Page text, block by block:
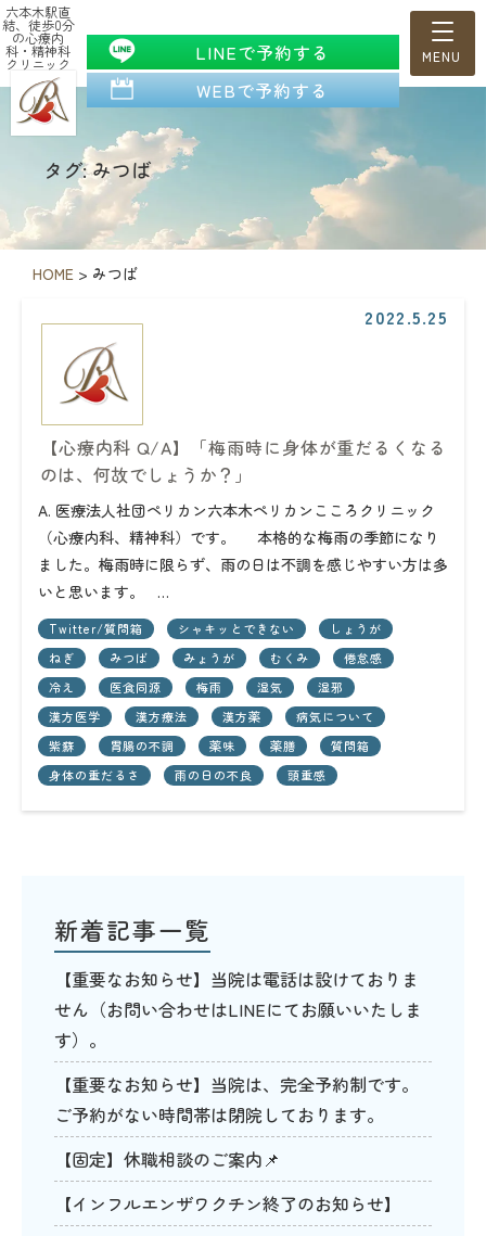
六本木駅直
結、徒歩0分
の心療内
科・精神科
クリニック
LINEで予約する
WEBで予約する
タグ: みつば
HOME > みつば
2022.5.25
【心療内科 Q/A】「梅雨時に身体が重だるくなる
のは、何故でしょうか？」
A. 医療法人社団ペリカン六本木ペリカンこころクリニック
（心療内科、精神科）です。 本格的な梅雨の季節になり
ました。梅雨時に限らず、雨の日は不調を感じやすい方は多
いと思います。 …
Twitter/質問箱 シャキッとできない
しょうが
ねぎ
みつば みょうが むくみ
倦怠感
冷え
医食同源 梅雨 湿気
湿邪
漢方医学
漢方療法 漢方薬
病気について
紫蘇
胃腸の不調 薬味 薬膳
質問箱
身体の重だるさ
雨の日の不良 頭重感
新着記事一覧
【重要なお知らせ】当院は電話は設けておりま
せん（お問い合わせはLINEにてお願いいたしま
す）。
【重要なお知らせ】当院は、完全予約制です。
ご予約がない時間帯は閉院しております。
【固定】休職相談のご案内📌
【インフルエンザワクチン終了のお知らせ】